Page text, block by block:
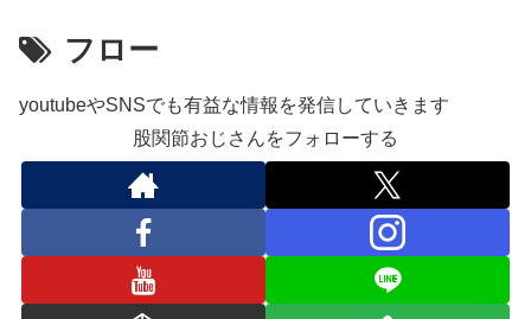
フロー
youtubeやSNSでも有益な情報を発信していきます
股関節おじさんをフォローする